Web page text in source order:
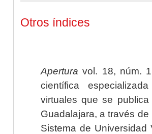
Otros índices
Apertura vol. 18, núm.
científica
virtuales que se
Guadalajara, a través
Sistema de